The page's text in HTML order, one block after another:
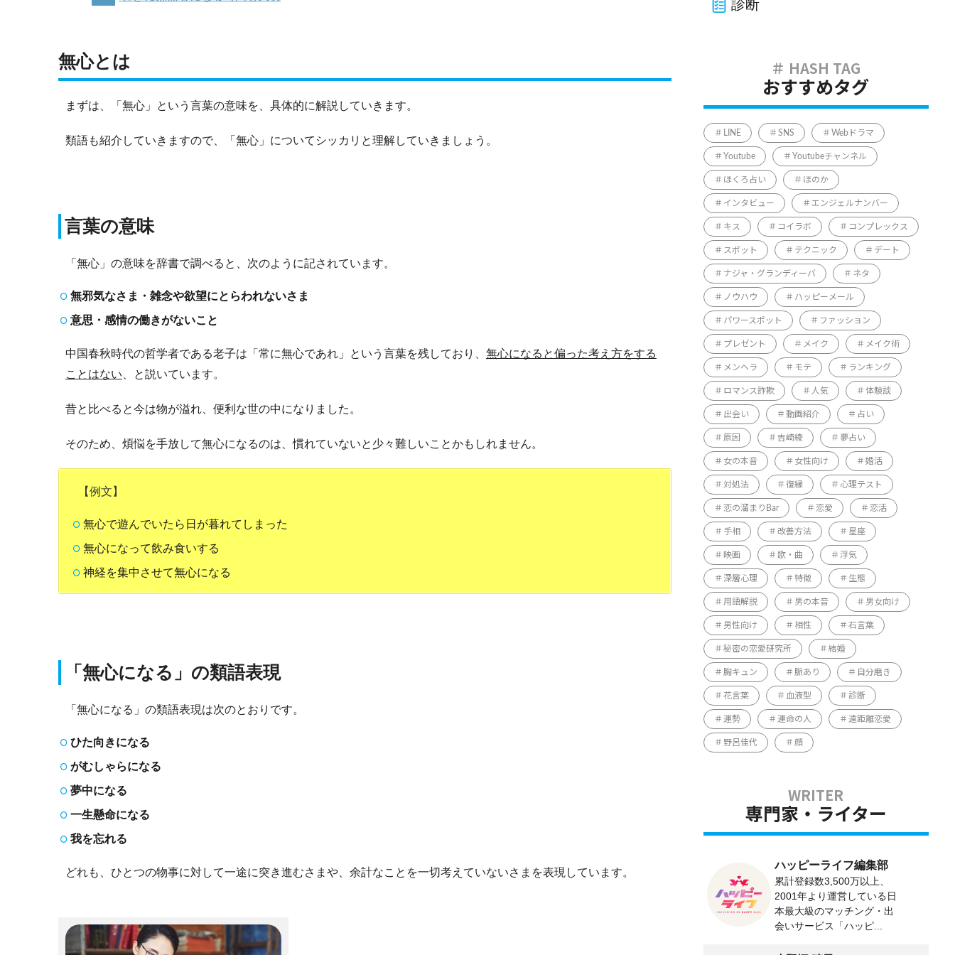
無心とは
まずは、「無心」という言葉の意味を、具体的に解説していきます。
類語も紹介していきますので、「無心」についてシッカリと理解していきましょう。
言葉の意味
「無心」の意味を辞書で調べると、次のように記されています。
無邪気なさま・雑念や欲望にとらわれないさま
意思・感情の働きがないこと
中国春秋時代の哲学者である老子は「常に無心であれ」という言葉を残しており、 無心になると偏った考え方をする
ことはない 、と説いています。
昔と比べると今は物が溢れ、便利な世の中になりました。
そのため、煩悩を手放して無心になるのは、慣れていないと少々難しいことかもしれません。
【例文】
無心で遊んでいたら日が暮れてしまった
無心になって飲み食いする
神経を集中させて無心になる
「無心になる」の類語表現
「無心になる」の類語表現は次のとおりです。
ひた向きになる
がむしゃらになる
夢中になる
一生懸命になる
我を忘れる
どれも、ひとつの物事に対して一途に突き進むさまや、余計なことを一切考えていないさまを表現しています。
診断
おすすめタグ
LINE SNS Webドラマ
Youtube Youtubeチャンネル
ほくろ占い ほのか
インタビュー エンジェルナンバー
キス コイラボ コンプレックス
スポット テクニック デート
ナジャ・グランディーバ ネタ
ノウハウ ハッピーメール
パワースポット ファッション
プレゼント メイク メイク術
メンヘラ モテ ランキング
ロマンス詐欺 人気 体験談
出会い 動画紹介 占い
原因 吉崎綾 夢占い
女の本音 女性向け 婚活
対処法 復縁 心理テスト
恋の溜まりBar 恋愛 恋活
手相 改善方法 星座
映画 歌・曲 浮気
深層心理 特徴 生態
用語解説 男の本音 男女向け
男性向け 相性 石言葉
秘密の恋愛研究所 結婚
胸キュン 脈あり 自分磨き
花言葉 血液型 診断
運勢 運命の人 遠距離恋愛
野呂佳代 顔
専門家・ライター
ハッピーライフ編集部
累計登録数3,500万以上、
2001年より運営している日
本最大級のマッチング・出
会いサービス「ハッピ...